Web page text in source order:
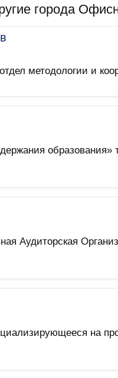
города
методологии и
Аудиторская
на